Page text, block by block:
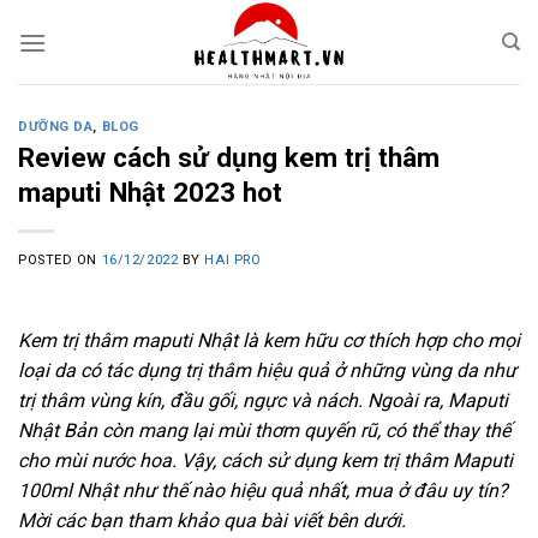
DƯỠNG DA, BLOG
Review cách sử dụng kem trị thâm
maputi Nhật 2023 hot
POSTED ON 16/12/2022 BY HAI PRO
Kem trị thâm maputi Nhật là kem hữu cơ thích hợp cho mọi
loại da có tác dụng trị thâm hiệu quả ở những vùng da như
trị thâm vùng kín, đầu gối, ngực và nách. Ngoài ra, Maputi
Nhật Bản còn mang lại mùi thơm quyến rũ, có thể thay thế
cho mùi nước hoa. Vậy, cách sử dụng kem trị thâm Maputi
100ml Nhật như thế nào hiệu quả nhất, mua ở đâu uy tín?
Mời các bạn tham khảo qua bài viết bên dưới.